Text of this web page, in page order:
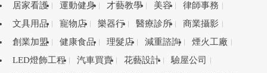
居家看護
運動健身 才藝教學 美容
律師事務
文具用品
寵物店 樂器行 醫療診所
商業攝影
創業加盟
健康食品 理髮店 減重諮詢
煙火工廠
LED燈飾工程
汽車買賣 花藝設計
驗屋公司